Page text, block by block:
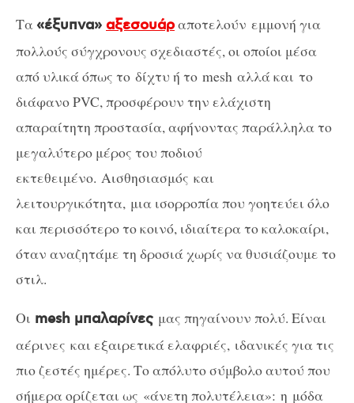
Τα «έξυπνα» αξεσουάραποτελούν εμμονή για
πολλούς σύγχρονους σχεδιαστές, οι οποίοι μέσα
από υλικά όπως το δίχτυ ή το mesh αλλά και το
διάφανο PVC, προσφέρουν την ελάχιστη
απαραίτητη προστασία, αφήνοντας παράλληλα το
μεγαλύτερο μέρος του ποδιού
εκτεθειμένο. Αισθησιασμός και
λειτουργικότητα, μια ισορροπία που γοητεύει όλο
και περισσότερο το κοινό, ιδιαίτερα το καλοκαίρι,
όταν αναζητάμε τη δροσιά χωρίς να θυσιάζουμε το
στιλ.
Οι mesh μπαλαρίνες μας πηγαίνουν πολύ. Είναι
αέρινες και εξαιρετικά ελαφριές, ιδανικές για τις
πιο ζεστές ημέρες. Το απόλυτο σύμβολο αυτού που
σήμερα ορίζεται ως «άνετη πολυτέλεια»: η μόδα